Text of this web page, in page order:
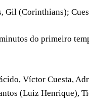
Gil (Corinthians);
do primeiro
Víctor Cuesta,
(Luiz Henrique),